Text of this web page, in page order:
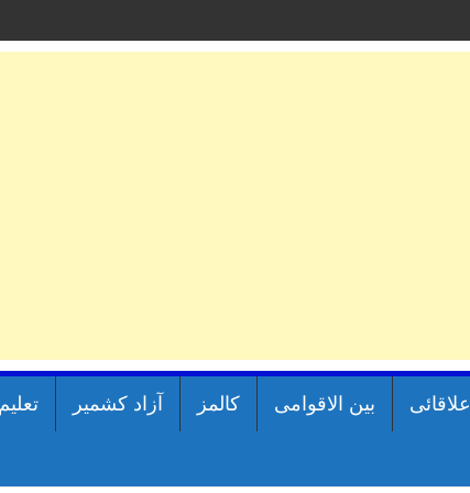
علاقائی بین الاقوامی کالمز آزاد کشمیر تعلیم